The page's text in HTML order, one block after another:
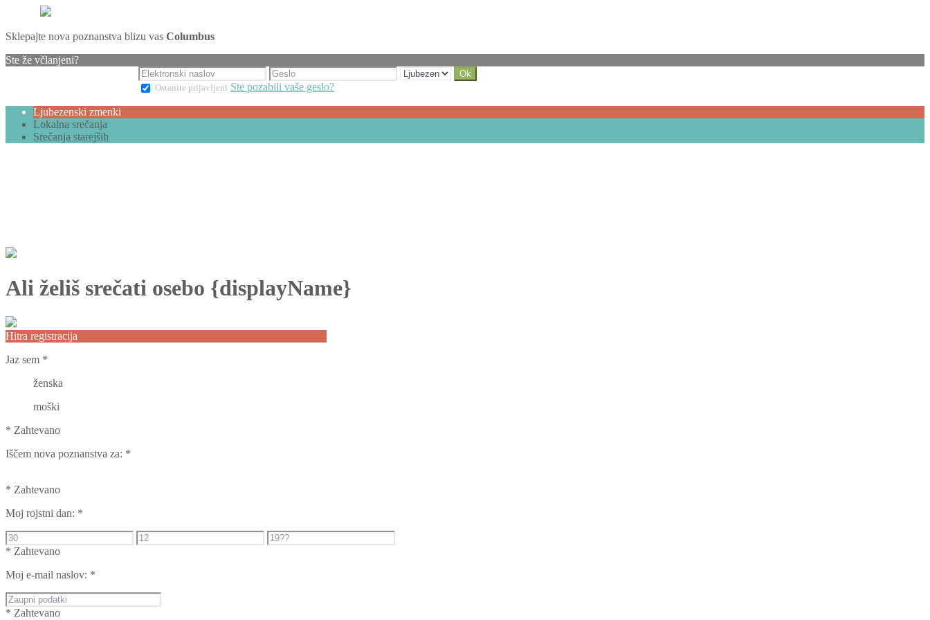
Sklepajte nova poznanstva blizu vas Columbus
Ste že včlanjeni?
Ostanite prijavljeni Ste pozabili vaše geslo?
Ljubezenski zmenki
Lokalna srečanja
Srečanja starejših
Ali želiš srečati osebo {displayName}
Hitra registracija
Jaz sem *
ženska
moški
* Zahtevano
Iščem nova poznanstva za: *
* Zahtevano
Moj rojstni dan: *
* Zahtevano
Moj e-mail naslov: *
* Zahtevano